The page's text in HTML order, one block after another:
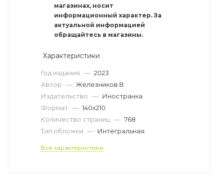
магазинах, носит
информационный характер. За
актуальной информацией
обращайтесь в магазины.
Характеристики
Год издания — 2023
Автор — Железников В.
Издательство — Иностранка
Формат — 140х210
Количество страниц — 768
Тип обложки — Интегральная
Все характеристики